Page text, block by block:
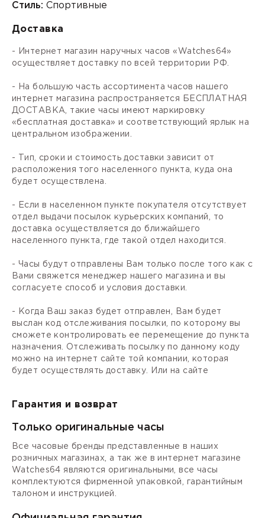
Стиль: Спортивные
Доставка
- Интернет магазин наручных часов «Watches64»
осуществляет доставку по всей территории РФ.
- На большую часть ассортимента часов нашего
интернет магазина распространяется БЕСПЛАТНАЯ
ДОСТАВКА, такие часы имеют маркировку
«бесплатная доставка» и соответствующий ярлык на
центральном изображении.
- Тип, сроки и стоимость доставки зависит от
расположения того населенного пункта, куда она
будет осуществлена.
- Если в населенном пункте покупателя отсутствует
отдел выдачи посылок курьерских компаний, то
доставка осуществляется до ближайшего
населенного пункта, где такой отдел находится.
- Часы будут отправлены Вам только после того как с
Вами свяжется менеджер нашего магазина и вы
согласуете способ и условия доставки.
- Когда Ваш заказ будет отправлен, Вам будет
выслан код отслеживания посылки, по которому вы
сможете контролировать ее перемещение до пункта
назначения. Отслеживать посылку по данному коду
можно на интернет сайте той компании, которая
будет осуществлять доставку. Или на сайте
Гарантия и возврат
Только оригинальные часы
Все часовые бренды представленные в наших
розничных магазинах, а так же в интернет магазине
Watches64 являются оригинальными, все часы
комплектуются фирменной упаковкой, гарантийным
талоном и инструкцией.